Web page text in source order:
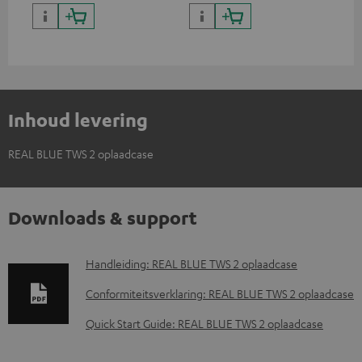
oplaadvermogen
koptelefoons, complete
audiosystemen en soundbars
Inhoud levering
REAL BLUE TWS 2 oplaadcase
Downloads & support
D
o
Handleiding: REAL BLUE TWS 2 oplaadcase
Conformiteitsverklaring: REAL BLUE TWS 2 oplaadcase
Quick Start Guide: REAL BLUE TWS 2 oplaadcase